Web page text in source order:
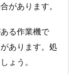
があります。
る作業機で
あります。処
ょう。